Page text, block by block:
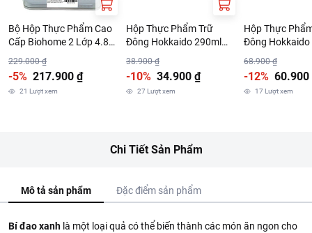
Bộ Hộp Thực Phẩm Cao
Cấp Biohome 2 Lớp 4.8L
229.000 ₫
-5% 217.900 ₫
21 Lượt xem
Hộp Thực Phẩm Trữ
Đông Hokkaido 290ml
38.900 ₫
-10% 34.900 ₫
27 Lượt xem
Hộp Thực
Đông Hokkaido
68.900 ₫
-12% 60.900
17 Lượt xem
Chi Tiết Sản Phẩm
Mô tả sản phẩm Đặc điểm sản phẩm
Bí đao xanh là một loại quả có thể biến thành các món ăn ngon cho